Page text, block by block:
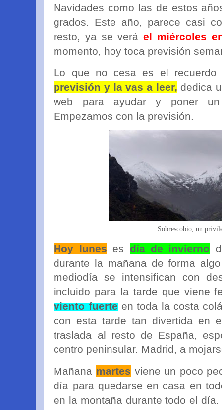
Navidades como las de estos
grados. Este año, parece casi
resto, ya se veráel miércoles
momento, hoy toca previsión
Lo que no cesa es el
previsión y la vas a leer, dedica
web para ayudar y poner
Empezamos con la previsión.
Sobrescobio, un
Hoy lunes es día de invierno
durante la mañana de forma
mediodía se intensifican con
incluido para la tarde que viene
viento fuerteen toda la costa
con esta tarde tan divertida en
traslada al resto de España,
centro peninsular. Madrid, a
Mañana martes viene un poco
día para quedarse en casa en
en la montaña durante todo el